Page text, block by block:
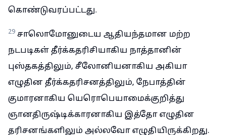
கொண்டுவரப்பட்டது.
29 சாலொமோனுடைய ஆதியந்தமான மற்ற
நடபடிகள் தீர்க்கதரிசியாகிய நாத்தானின்
புஸ்தகத்திலும், சீலோனியனாகிய அகியா
எழுதின தீர்க்கதரிசனத்திலும், நேபாத்தின்
குமாரனாகிய யெரொபெயாமைக்குறித்து
ஞானதிருஷ்டிக்காரனாகிய இத்தோ எழுதின
தரிசனங்களிலும் அல்லவோ எழுதியிருக்கிறது.